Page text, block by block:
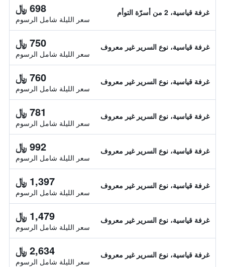
غرفة قياسية، 2 من أسرّة التوأم 698 ﷼
سعر الليلة شامل الرسوم
غرفة قياسية، نوع السرير غير معروف 750 ﷼
سعر الليلة شامل الرسوم
غرفة قياسية، نوع السرير غير معروف 760 ﷼
سعر الليلة شامل الرسوم
غرفة قياسية، نوع السرير غير معروف 781 ﷼
سعر الليلة شامل الرسوم
غرفة قياسية، نوع السرير غير معروف 992 ﷼
سعر الليلة شامل الرسوم
غرفة قياسية، نوع السرير غير معروف 1,397 ﷼
سعر الليلة شامل الرسوم
غرفة قياسية، نوع السرير غير معروف 1,479 ﷼
سعر الليلة شامل الرسوم
غرفة قياسية، نوع السرير غير معروف 2,634 ﷼
سعر الليلة شامل الرسوم